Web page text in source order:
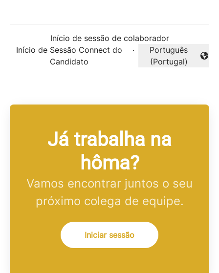
Início de sessão de colaborador
Início de Sessão Connect do
Candidato
·
Alterar idioma
Português
(Portugal)
Já trabalha na
hôma?
Vamos encontrar juntos o seu
próximo colega de equipe.
Iniciar sessão